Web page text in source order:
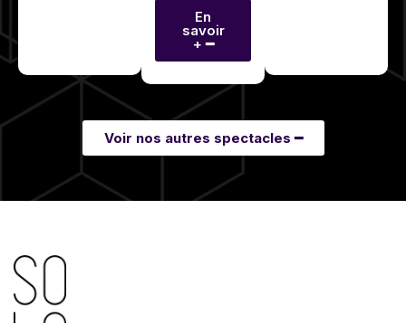
En
savoir
+ ━
Voir nos autres spectacles ━